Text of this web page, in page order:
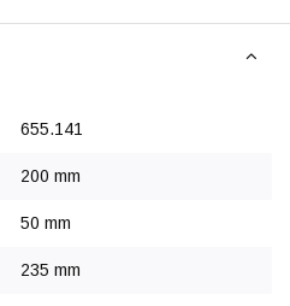
655.141
200 mm
50 mm
235 mm